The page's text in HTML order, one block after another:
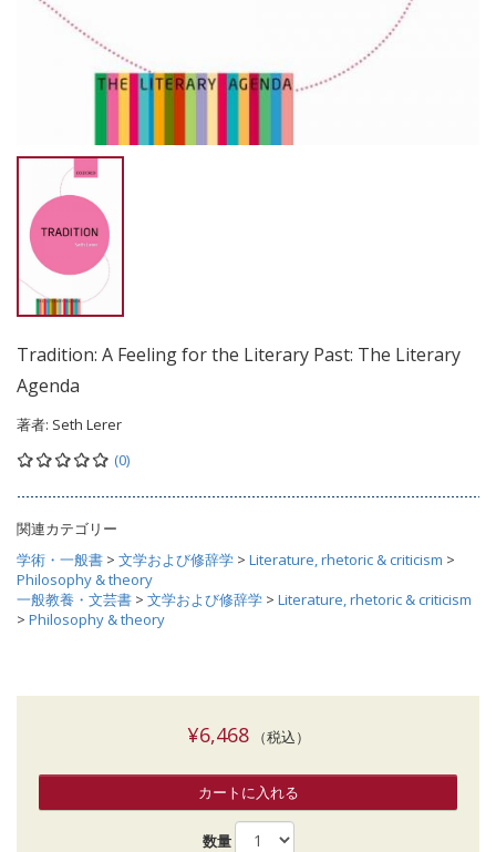
Tradition: A Feeling for the Literary Past: The Literary
Agenda
著者: Seth Lerer
(0)
関連カテゴリー
学術・一般書 > 文学および修辞学 > Literature, rhetoric & criticism >
Philosophy & theory
一般教養・文芸書 > 文学および修辞学 > Literature, rhetoric & criticism
> Philosophy & theory
¥6,468（税込）
カートに入れる
数量